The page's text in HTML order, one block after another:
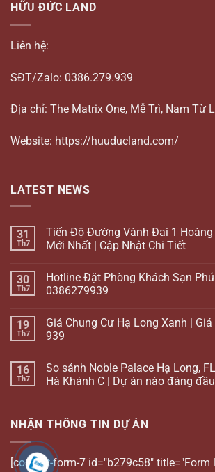
HỮU ĐỨC LAND
Liên hệ:
SĐT/Zalo: 0386.279.939
Địa chỉ: The Matrix One, Mễ Trì, Nam Từ
Website: https://huuducland.com/
LATEST NEWS
31
Th7
Tiến Độ Đường Vành Đai 1 Hoàng
Mới Nhất | Cập Nhật Chi Tiết
30
Th7
Hotline Đặt Phòng Khách Sạn
0386279939
19
Th7
Giá Chung Cư Hạ Long Xanh |
939
16
Th7
So sánh Noble Palace Hạ Long,
Hà Khánh C | Dự án nào đáng
NHẬN THÔNG TIN DỰ ÁN
[contact-form-7 id="b279c58" title="Form